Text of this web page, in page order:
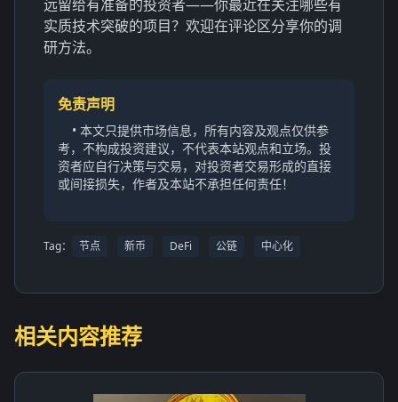
远留给有准备的投资者——你最近在关注哪些有
实质技术突破的项目？欢迎在评论区分享你的调
研方法。
免责声明
• 本文只提供市场信息，所有内容及观点仅供参
考，不构成投资建议，不代表本站观点和立场。投
资者应自行决策与交易，对投资者交易形成的直接
或间接损失，作者及本站不承担任何责任！
Tag： 节点 新币 DeFi 公链 中心化
相关内容推荐